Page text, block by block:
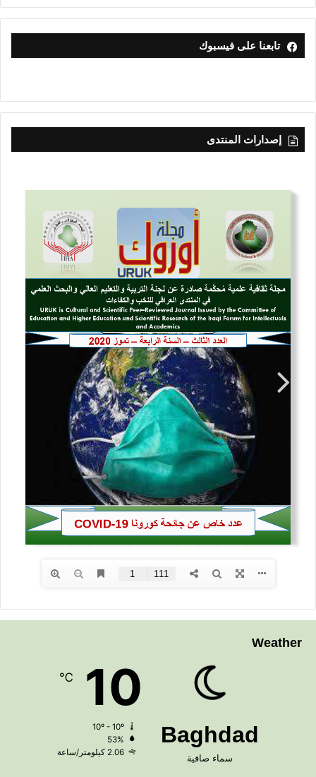
تابعنا على فيسبوك
إصدارات المنتدى
Weather
Baghdad
سماء صافية
10
℃
53%
2.06 كيلومتر/ساعة